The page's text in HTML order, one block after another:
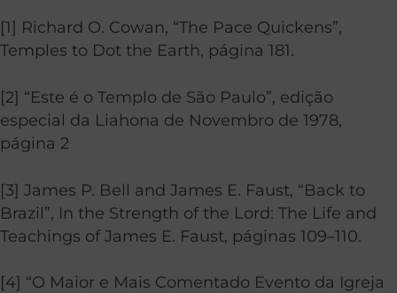
[1] Richard O. Cowan, “The Pace Quickens”,
Temples to Dot the Earth, página 181.
[2] “Este é o Templo de São Paulo”, edição
especial da Liahona de Novembro de 1978,
página 2
[3] James P. Bell and James E. Faust, “Back to
Brazil”, In the Strength of the Lord: The Life and
Teachings of James E. Faust, páginas 109–110.
[4] “O Maior e Mais Comentado Evento da Igreja